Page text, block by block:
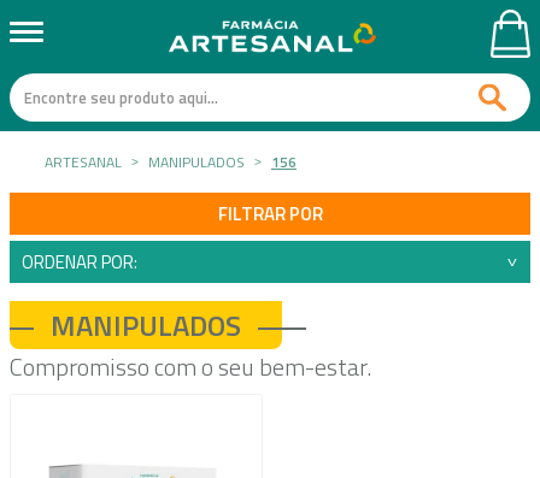
ARTESANAL MANIPULADOS 156
FILTRAR POR
ORDENAR POR:
MANIPULADOS
Compromisso com o seu bem-estar.